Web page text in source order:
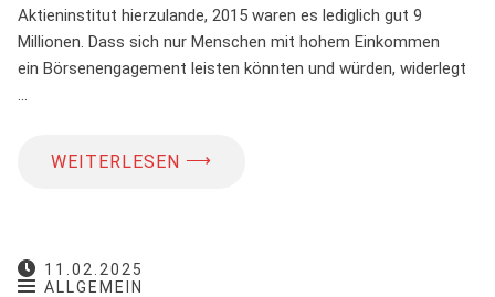
Aktieninstitut hierzulande, 2015 waren es lediglich gut 9
Millionen. Dass sich nur Menschen mit hohem Einkommen
ein Börsenengagement leisten könnten und würden, widerlegt
…
WEITERLESEN ⟶
11.02.2025
ALLGEMEIN